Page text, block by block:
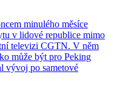
minulého měsíce
v lidové republice mimo
televizi CGTN. V něm
může být pro Peking
vývoj po sametové